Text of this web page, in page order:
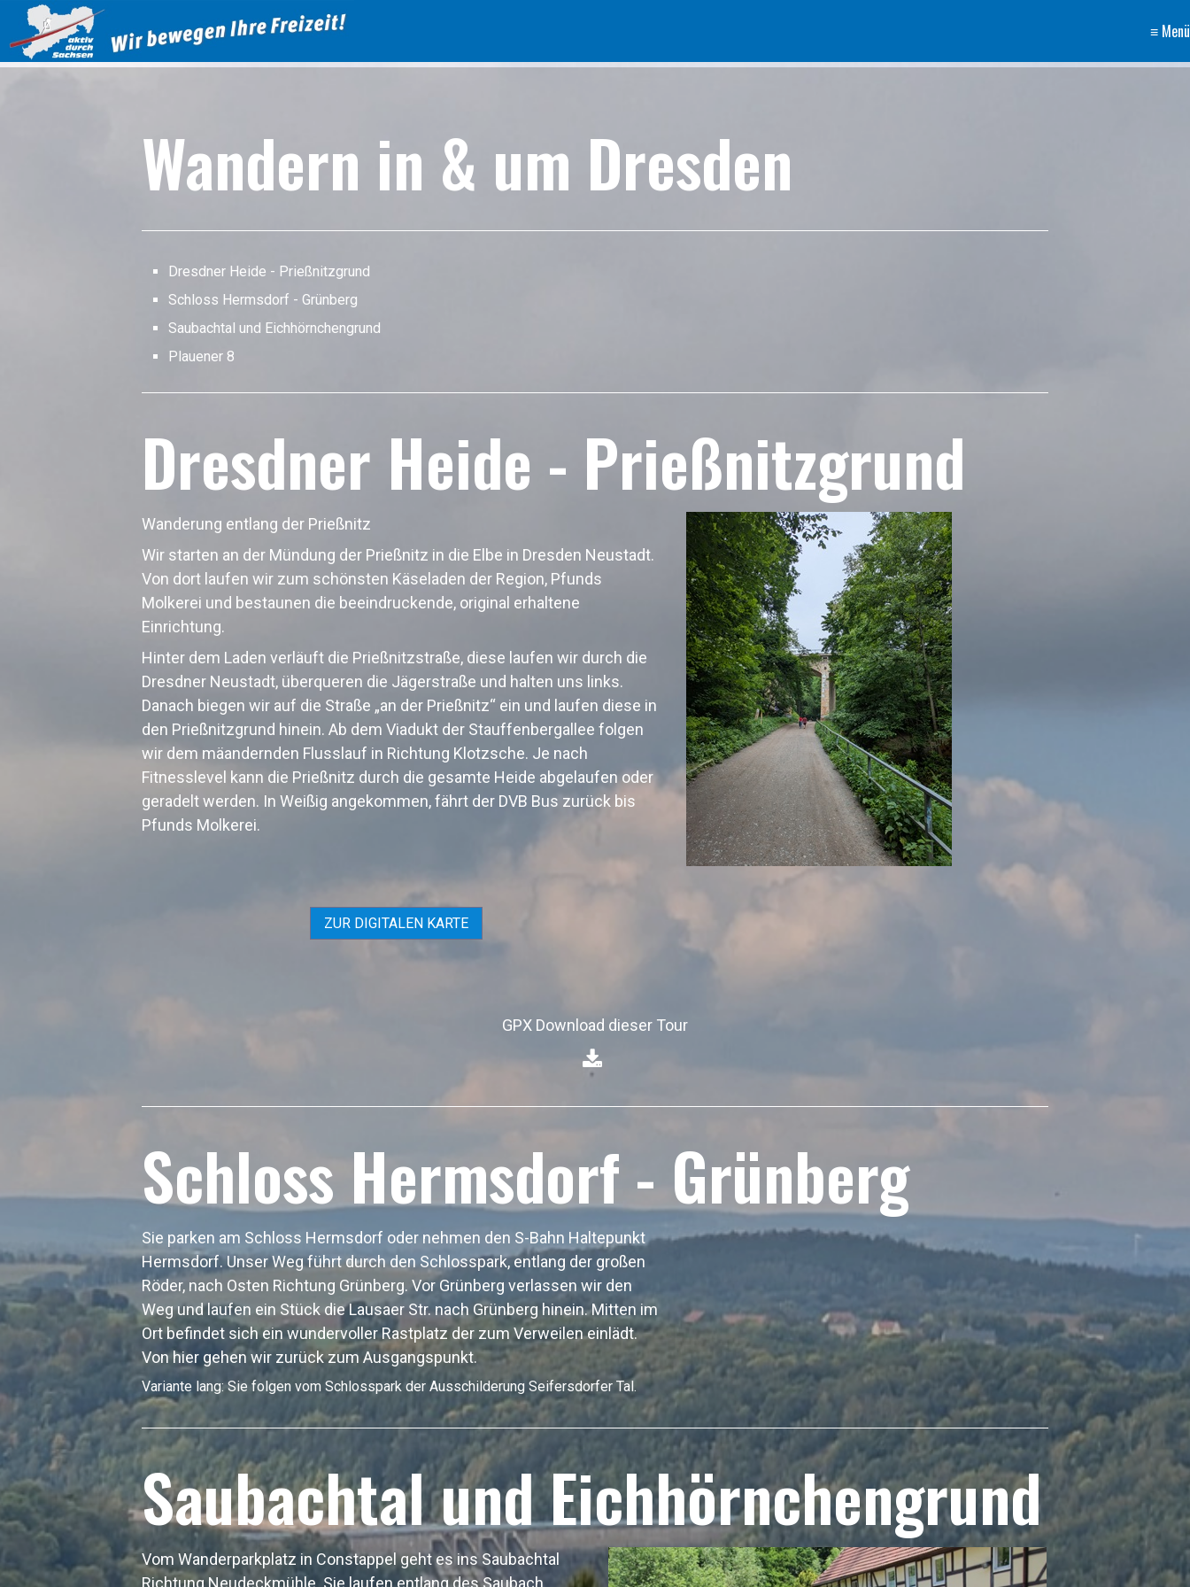
≡ Menü
Wandern in & um Dresden
Dresdner Heide - Prießnitzgrund
Schloss Hermsdorf - Grünberg
Saubachtal und Eichhörnchengrund
Plauener 8
Dresdner Heide - Prießnitzgrund
Wanderung entlang der Prießnitz
Wir starten an der Mündung der Prießnitz in die Elbe in Dresden Neustadt.
Von dort laufen wir zum schönsten Käseladen der Region, Pfunds
Molkerei und bestaunen die beeindruckende, original erhaltene
Einrichtung.
Hinter dem Laden verläuft die Prießnitzstraße, diese laufen wir durch die
Dresdner Neustadt, überqueren die Jägerstraße und halten uns links.
Danach biegen wir auf die Straße „an der Prießnitz“ ein und laufen diese in
den Prießnitzgrund hinein. Ab dem Viadukt der Stauffenbergallee folgen
wir dem mäandernden Flusslauf in Richtung Klotzsche. Je nach
Fitnesslevel kann die Prießnitz durch die gesamte Heide abgelaufen oder
geradelt werden. In Weißig angekommen, fährt der DVB Bus zurück bis
Pfunds Molkerei.
ZUR DIGITALEN KARTE
GPX Download dieser Tour
Schloss Hermsdorf - Grünberg
Sie parken am Schloss Hermsdorf oder nehmen den S-Bahn Haltepunkt
Hermsdorf. Unser Weg führt durch den Schlosspark, entlang der großen
Röder, nach Osten Richtung Grünberg. Vor Grünberg verlassen wir den
Weg und laufen ein Stück die Lausaer Str. nach Grünberg hinein. Mitten im
Ort befindet sich ein wundervoller Rastplatz der zum Verweilen einlädt.
Von hier gehen wir zurück zum Ausgangspunkt.
Variante lang: Sie folgen vom Schlosspark der Ausschilderung Seifersdorfer Tal.
Saubachtal und Eichhörnchengrund
Vom Wanderparkplatz in Constappel geht es ins Saubachtal
Richtung Neudeckmühle. Sie laufen entlang des Saubach,